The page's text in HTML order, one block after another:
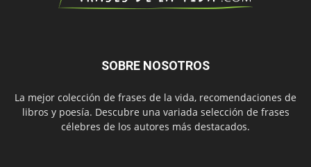
SOBRE NOSOTROS
La mejor colección de frases de la vida, recomendaciones de
libros y poesía. Descubre una variada selección de frases
célebres de los autores más destacados.